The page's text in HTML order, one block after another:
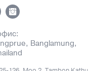
Banglamung,